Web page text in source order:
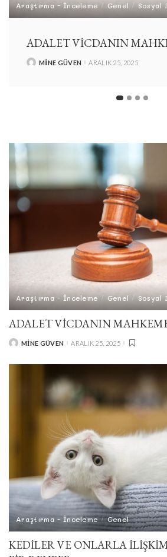
Araştırma - İnceleme Genel Sosyal
ADALET VICDANIN
POSTED
MINE GÜVEN ARALIK 25, 2025
Araştırma - İnceleme Genel Sosyal
ADALET VICDANIN
POSTED
MINE GÜVEN ARALIK 25, 2025
Araştırma - İnceleme Genel
KEDİLER VE ONLARLA